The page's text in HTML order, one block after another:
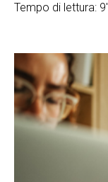
Tempo di lettura: 9'